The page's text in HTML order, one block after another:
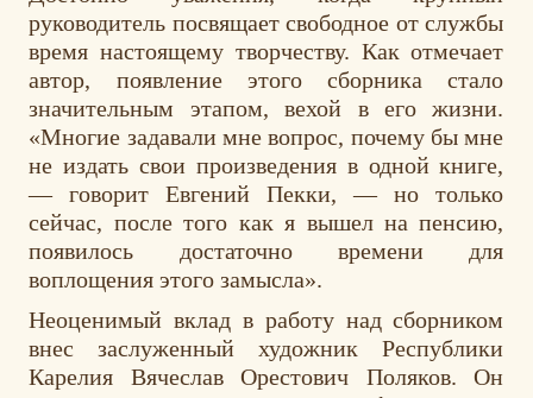
руководитель посвящает свободное от службы
время настоящему творчеству. Как отмечает
автор, появление этого сборника стало
значительным этапом, вехой в его жизни.
«Многие задавали мне вопрос, почему бы мне
не издать свои произведения в одной книге,
— говорит Евгений Пекки, — но только
сейчас, после того как я вышел на пенсию,
появилось достаточно времени для
воплощения этого замысла».
Неоценимый вклад в работу над сборником
внес заслуженный художник Республики
Карелия Вячеслав Орестович Поляков. Он